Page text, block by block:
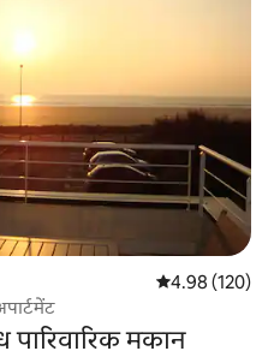
औसत रेटिंग 5 में से
4.98 (120)
पारिवारिक मकान